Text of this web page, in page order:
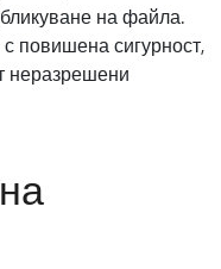
на файла.
повишена сигурност,
неразрешени